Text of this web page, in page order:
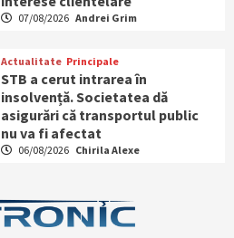
07/08/2026 Andrei Grim
Actualitate Principale
STB a cerut intrarea în
insolvență. Societatea dă
asigurări că transportul public
nu va fi afectat
06/08/2026 Chirila Alexe